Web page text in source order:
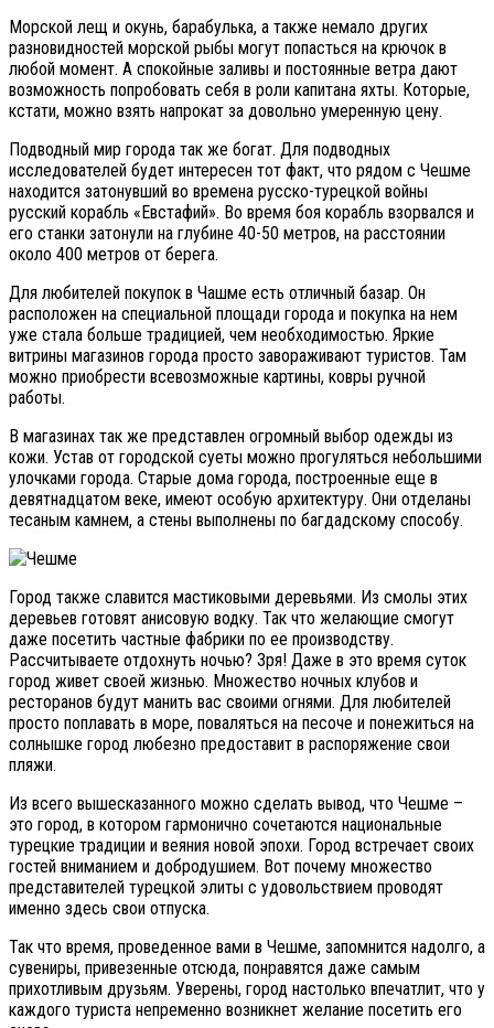
Морской лещ и окунь, барабулька, а также немало других
разновидностей морской рыбы могут попасться на крючок в
любой момент. А спокойные заливы и постоянные ветра дают
возможность попробовать себя в роли капитана яхты. Которые,
кстати, можно взять напрокат за довольно умеренную цену.
Подводный мир города так же богат. Для подводных
исследователей будет интересен тот факт, что рядом с Чешме
находится затонувший во времена русско-турецкой войны
русский корабль «Евстафий». Во время боя корабль взорвался и
его станки затонули на глубине 40-50 метров, на расстоянии
около 400 метров от берега.
Для любителей покупок в Чашме есть отличный базар. Он
расположен на специальной площади города и покупка на нем
уже стала больше традицией, чем необходимостью. Яркие
витрины магазинов города просто завораживают туристов. Там
можно приобрести всевозможные картины, ковры ручной
работы.
В магазинах так же представлен огромный выбор одежды из
кожи. Устав от городской суеты можно прогуляться небольшими
улочками города. Старые дома города, построенные еще в
девятнадцатом веке, имеют особую архитектуру. Они отделаны
тесаным камнем, а стены выполнены по багдадскому способу.
Город также славится мастиковыми деревьями. Из смолы этих
деревьев готовят анисовую водку. Так что желающие смогут
даже посетить частные фабрики по ее производству.
Рассчитываете отдохнуть ночью? Зря! Даже в это время суток
город живет своей жизнью. Множество ночных клубов и
ресторанов будут манить вас своими огнями. Для любителей
просто поплавать в море, поваляться на песоче и понежиться на
солнышке город любезно предоставит в распоряжение свои
пляжи.
Из всего вышесказанного можно сделать вывод, что Чешме –
это город, в котором гармонично сочетаются национальные
турецкие традиции и веяния новой эпохи. Город встречает своих
гостей вниманием и добродушием. Вот почему множество
представителей турецкой элиты с удовольствием проводят
именно здесь свои отпуска.
Так что время, проведенное вами в Чешме, запомнится надолго, а
сувениры, привезенные отсюда, понравятся даже самым
прихотливым друзьям. Уверены, город настолько впечатлит, что у
каждого туриста непременно возникнет желание посетить его